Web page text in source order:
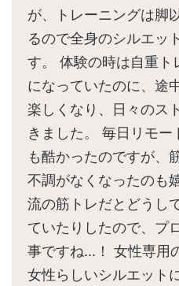
が、トレーニングは脚
るので全身のシルエッ
す。 体験の時は自重ト
になっていたのに、途
楽しくなり、日々のス
きました。 毎日リモ
も酷かったのですが、
不調がなくなったのも
流の筋トレだとどうし
ていたりしたので、プ
事ですね...！ 女性専用
女性らしいシルエット